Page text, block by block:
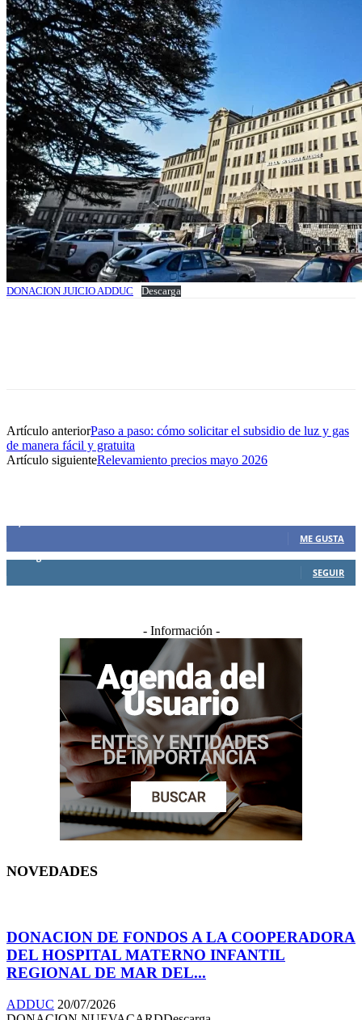
DONACION JUICIO ADDUC Descarga
Artículo anteriorPaso a paso: cómo solicitar el subsidio de luz y gas
de manera fácil y gratuita
Artículo siguienteRelevamiento precios mayo 2026
ME GUSTA
0 Seguidores
SEGUIR
- Información -
NOVEDADES
DONACION DE FONDOS A LA COOPERADORA
DEL HOSPITAL MATERNO INFANTIL
REGIONAL DE MAR DEL...
ADDUC 20/07/2026